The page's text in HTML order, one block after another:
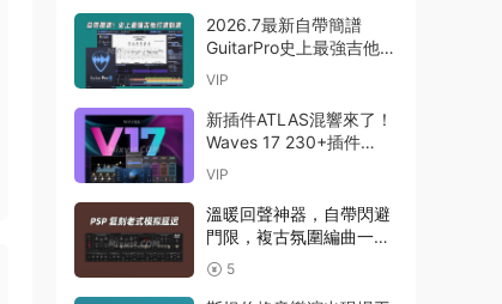
2026.7最新自帶簡譜
GuitarPro史上最強吉他打
譜制譜Guitar Pro 8.1.5-
VIP
新插件ATLAS混響來了！
Waves 17 230+插件
Waves Ultimate
Emulator-R2R WiN(混音
效果全套插件)Waves14
VIP
溫暖回聲神器，自帶閃避
門限，複古氛圍編曲一步
到位延遲插件效果器
PSPaudioware – PSP
5